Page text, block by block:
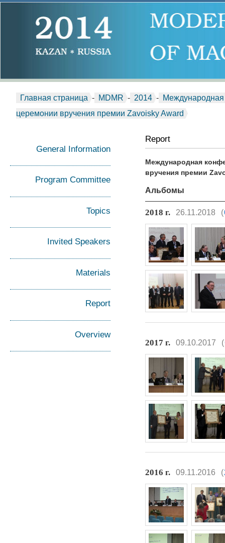
Главная страница - MDMR - 2014 - Международная
церемонии вручения премии Zavoisky Award
General Information
Program Committee
Topics
Invited Speakers
Materials
Report
Overview
Report
Международная
вручения премии
Альбомы
2018 г. 26.11.2018 (
2017 г. 09.10.2017 (
2016 г. 09.11.2016 (